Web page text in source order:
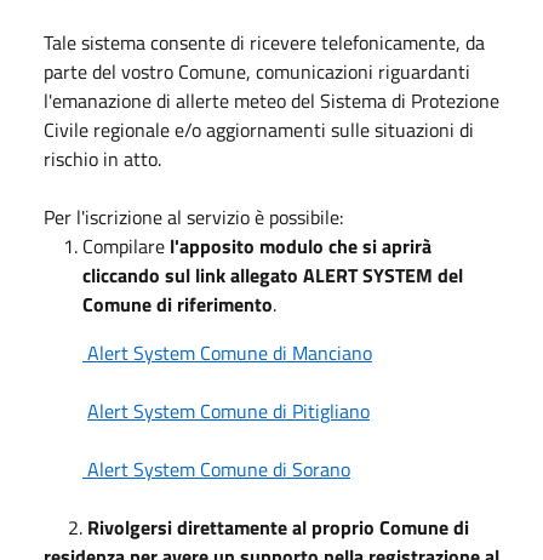
Tale sistema consente di ricevere telefonicamente, da
parte del vostro Comune, comunicazioni riguardanti
l'emanazione di allerte meteo del Sistema di Protezione
Civile regionale e/o aggiornamenti sulle situazioni di
rischio in atto.
Per l'iscrizione al servizio è possibile:
Compilare l'apposito modulo che si aprirà
cliccando sul link allegato ALERT SYSTEM del
Comune di riferimento.
Alert System Comune di Manciano
Alert System Comune di Pitigliano
Alert System Comune di Sorano
2. Rivolgersi direttamente al proprio Comune di